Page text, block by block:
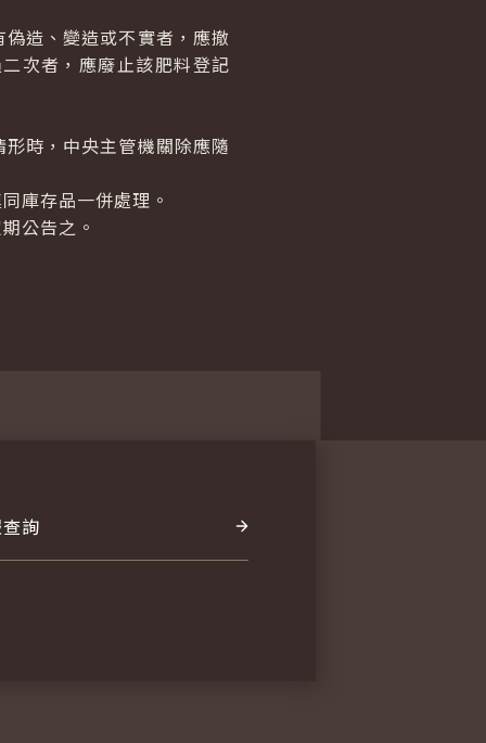
造、變造或不實者，應撤
次者，應廢止該肥料登記
時，中央主管機關除應隨
庫存品一併處理。
公告之。
詢